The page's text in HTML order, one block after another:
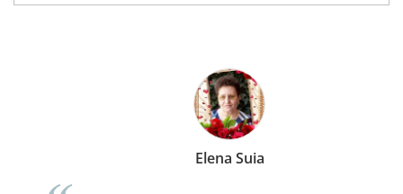
Elena Suia